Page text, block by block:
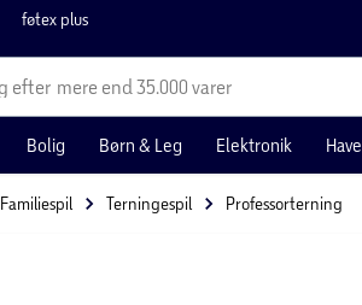
føtex plus
mere end 35.000 varer
Bolig Børn & Leg Elektronik Have
Familiespil Terningespil Professorterning